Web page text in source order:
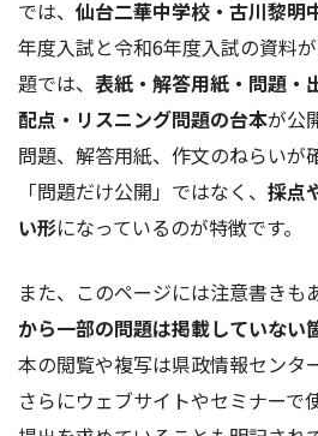
では、 仙台二華中学校・古川黎明
年度入試と令和6年度入試の資料
題では、 表紙・解答用紙・問題・
配点・リスニング問題の台本が公
問題、解答用紙、作文のねらいが
「問題だけ公開」ではなく、 採点
い形になっているのが特徴です。
また、このページには注意書きも
から一部の問題は掲載していない
本の閲覧や複写は県政情報センタ
さらにウェブサイトやセミナーで